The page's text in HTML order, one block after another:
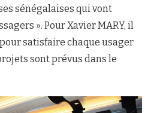
sénégalaises qui vont
». Pour Xavier MARY, il
satisfaire chaque usager
sont prévus dans le